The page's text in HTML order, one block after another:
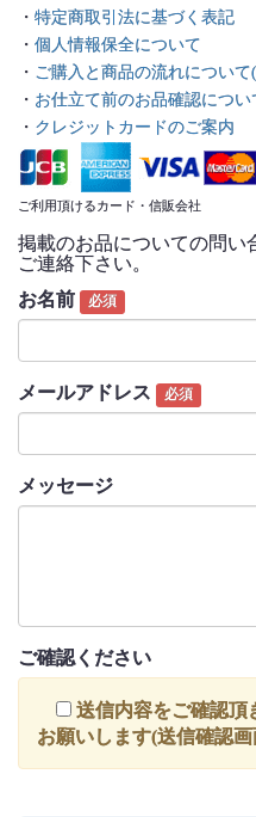
・ 特定商取引法に基づく表記
・ 個人情報保全について
・ ご購入と商品の流れについ
・ お仕立て前のお品確認につい
・ クレジットカードのご案内
ご利用頂けるカード・信販会社
掲載のお品についての問い
ご連絡下さい。
お名前
必須
メールアドレス 必須
メッセージ
ご確認ください
送信内容をご確認頂
お願いします(送信確認画